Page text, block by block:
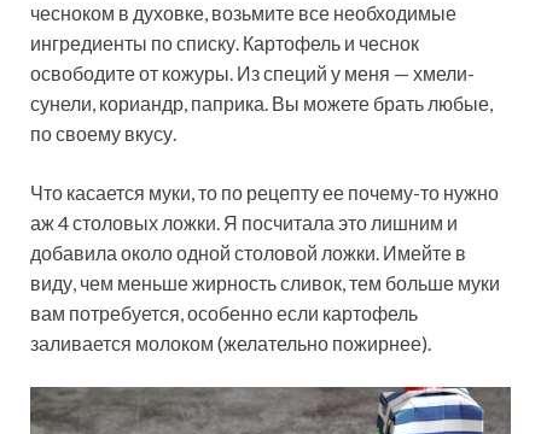
чесноком в духовке, возьмите все необходимые
ингредиенты по списку. Картофель и чеснок
освободите от кожуры. Из специй у меня — хмели-
сунели, кориандр, паприка. Вы можете брать любые,
по своему вкусу.
Что касается муки, то по рецепту ее почему-то нужно
аж 4 столовых ложки. Я посчитала это лишним и
добавила около одной столовой ложки. Имейте в
виду, чем меньше жирность сливок, тем больше муки
вам потребуется, особенно если картофель
заливается молоком (желательно пожирнее).